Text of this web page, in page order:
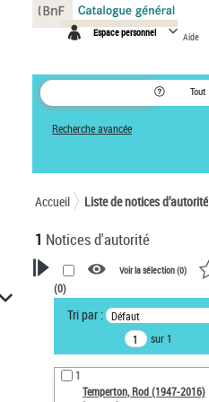
Espace personnel Aide
Tout
Recherche avancée
Accueil Liste de notices d’autorité
1 Notices d'autorité
VOTRE RECHERCHE
Recherche avancée dans les
notices d’autorité
Œuvres liées à l'auteur :
Temperton, Rod (1947-2016)
Voir la sélection (0)
(0)
Tri par : Défaut
sur 1
1
Temperton, Rod (1947-2016)
Panneau de gestion des cookies